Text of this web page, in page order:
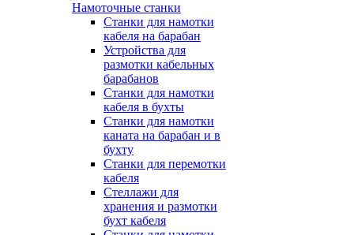
Намоточные станки
Станки для намотки
кабеля на барабан
Устройства для
размотки кабельных
барабанов
Станки для намотки
кабеля в бухты
Станки для намотки
каната на барабан и в
бухту
Станки для перемотки
кабеля
Стеллажи для
хранения и размотки
бухт кабеля